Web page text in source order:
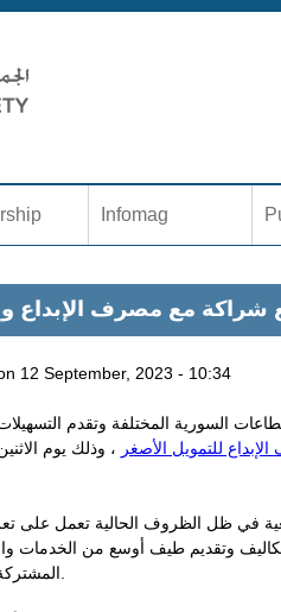
Infomag
شراكة مع مصرف
12 September, 2023 - 10:34
السورية المختلفة وتقدم
للتمويل الأصغر
في ظل الظروف الحالية تعمل على
وتقديم طيف أوسع من الخدمات